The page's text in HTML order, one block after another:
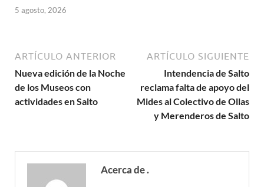
5 agosto, 2026
ARTÍCULO ANTERIOR
Nueva edición de la Noche
de los Museos con
actividades en Salto
ARTÍCULO SIGUIENTE
Intendencia de Salto
reclama falta de apoyo del
Mides al Colectivo de Ollas
y Merenderos de Salto
Acerca de .